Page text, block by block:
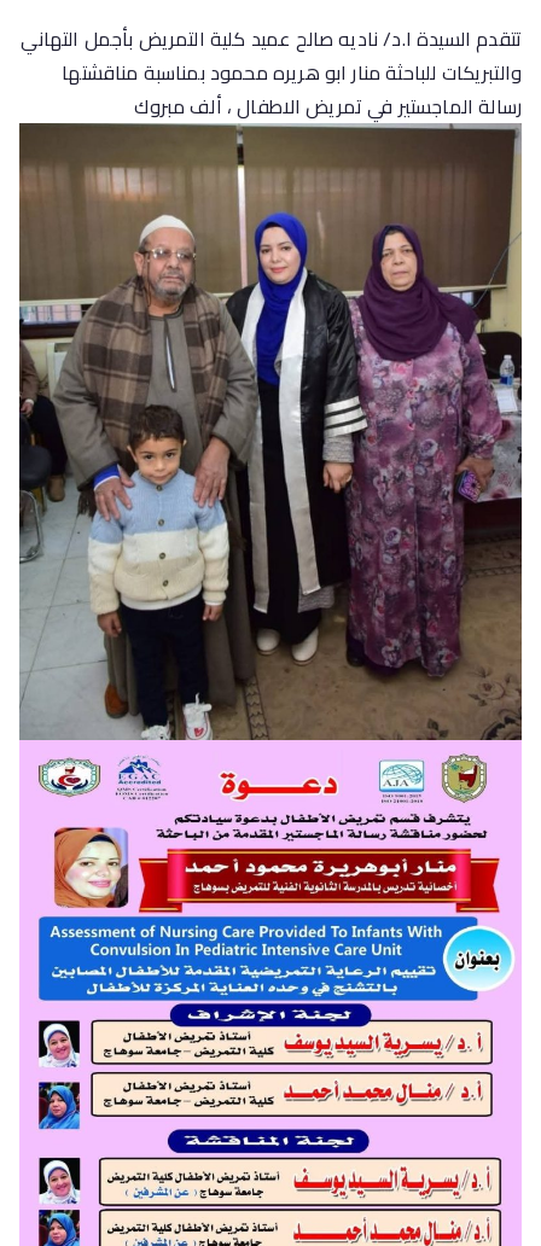
تتقدم السيدة ا.د/ ناديه صالح عميد كلية التمريض بأجمل التهاني
والتبريكات للباحثة منار ابو هريره محمود بمناسبة مناقشتها
رسالة الماجستير في تمريض الاطفال ، ألف مبروك